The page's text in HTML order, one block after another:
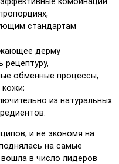
стандартам
дерму
рецептуру,
обменные процессы,
кожи;
из натуральных
и не экономя на
на самые
в число лидеров